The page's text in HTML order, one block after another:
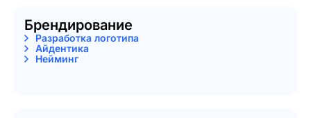
Брендирование
Разработка логотипа
Айдентика
Нейминг